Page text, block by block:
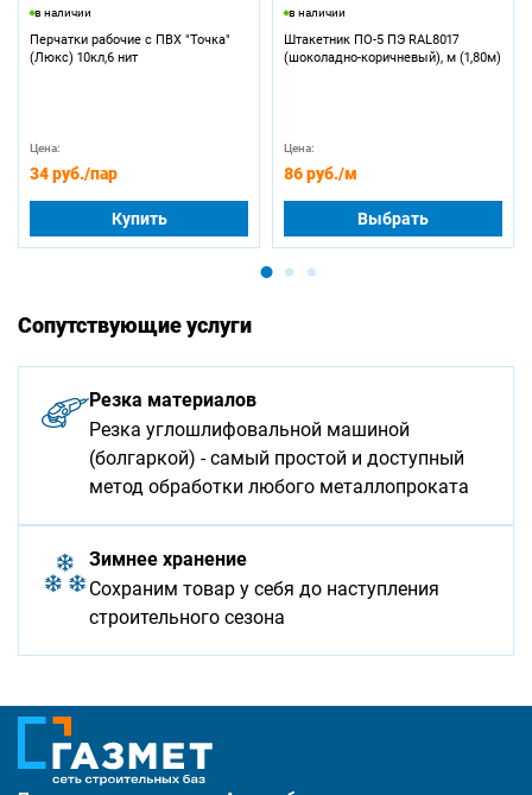
в наличии
Перчатки рабочие с ПВХ "Точка"
(Люкс) 10кл,6 нит
Цена:
34 руб./пар
Купить
в наличии
Штакетник ПО-5 ПЭ RAL8017
(шоколадно-коричневый), м (1,80м)
Цена:
86 руб./м
Выбрать
Сопутствующие услуги
Резка материалов
Резка углошлифовальной машиной
(болгаркой) - самый простой и доступный
метод обработки любого металлопроката
Зимнее хранение
Сохраним товар у себя до наступления
строительного сезона